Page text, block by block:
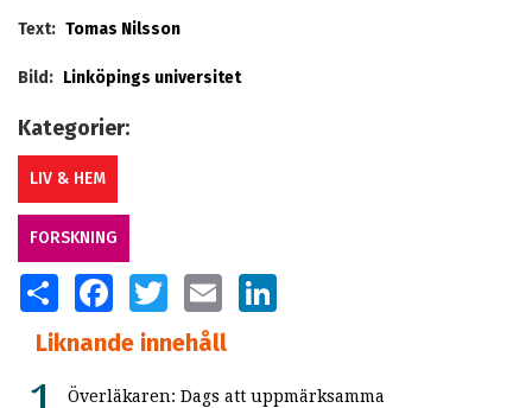
Text: Tomas Nilsson
Bild: Linköpings universitet
Kategorier:
LIV & HEM
FORSKNING
SHARE FACEBOOKTWITTER EMAIL
Liknande innehåll
Överläkaren: Dags att uppmärksamma